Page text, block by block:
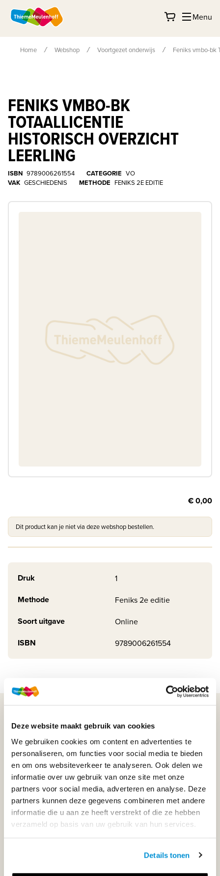
Deze website maakt gebruik van cookies
We gebruiken cookies om content en advertenties te
personaliseren, om functies voor social media te bieden
en om ons websiteverkeer te analyseren. Ook delen we
informatie over uw gebruik van onze site met onze
partners voor social media, adverteren en analyse. Deze
partners kunnen deze gegevens combineren met andere
informatie die u aan ze heeft verstrekt of die ze hebben
verzameld op basis van uw gebruik van hun services.
Details tonen
Menu
Home Webshop Voortgezet onderwijs Feniks vmbo-bk
FENIKS VMBO-BK
TOTAALLICENTIE
HISTORISCH OVERZICHT
LEERLING
ISBN 9789006261554 CATEGORIE VO
VAK GESCHIEDENIS METHODE FENIKS 2E EDITIE
€ 0,00
Dit product kan je niet via deze webshop bestellen.
Druk 1
Methode Feniks 2e editie
Soort uitgave Online
ISBN 9789006261554
WIJ STAAN VOOR JE KLAAR!
033-4483000
Maandag t/m vrijdag | 08.00 - 17.00 uur
Klantenservice
Neem contact op